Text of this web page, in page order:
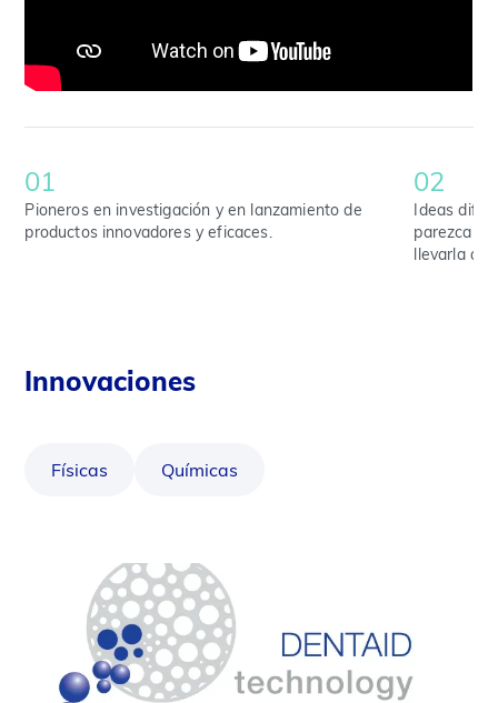
01
Pioneros en investigación y en lanzamiento de
productos innovadores y eficaces.
02
Ideas
parezca
llevarla a
Innovaciones
Físicas Químicas